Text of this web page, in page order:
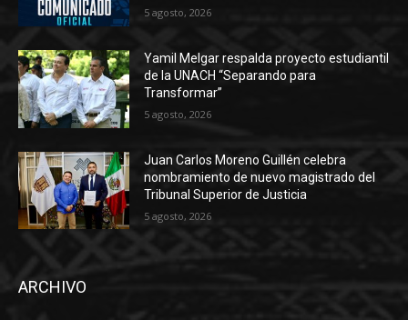
5 agosto, 2026
Yamil Melgar respalda proyecto estudiantil
de la UNACH “Separando para
Transformar”
5 agosto, 2026
Juan Carlos Moreno Guillén celebra
nombramiento de nuevo magistrado del
Tribunal Superior de Justicia
5 agosto, 2026
ARCHIVO